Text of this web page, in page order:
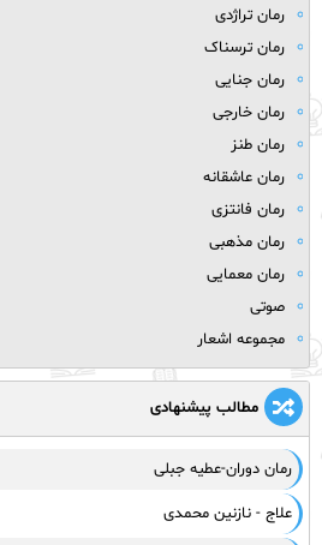
رمان تراژدی
رمان ترسناک
رمان جنایی
رمان خارجی
رمان طنز
رمان عاشقانه
رمان فانتزی
رمان مذهبی
رمان معمایی
صوتی
مجموعه اشعار
مطالب پیشنهادی
رمان دوران-عطیه جبلی
علاج - نازنین محمدی